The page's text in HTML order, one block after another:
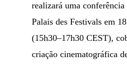
realizará uma
Palais des Festivals em
(15h30–17h30 CEST),
criação cinematográfica